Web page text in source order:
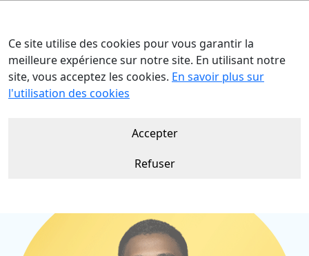
Accueil Nos talents
Ce site utilise des cookies pour vous garantir la
meilleure expérience sur notre site. En utilisant notre
site, vous acceptez les cookies. En savoir plus sur
l'utilisation des cookies
Refuser
Accepter